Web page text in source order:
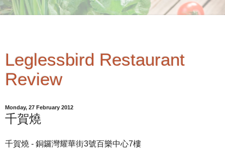
Leglessbird Restaurant
Review
Monday, 27 February 2012
千賀燒
千賀燒 - 銅鑼灣耀華街3號百樂中心7樓